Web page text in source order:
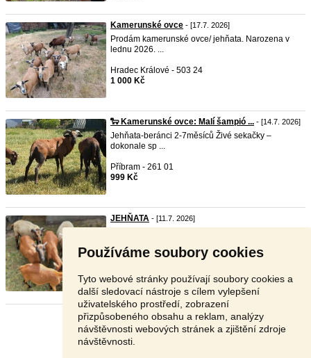
Používáme soubory cookies
Tyto webové stránky používají soubory cookies a
další sledovací nástroje s cílem vylepšení
uživatelského prostředí, zobrazení
přizpůsobeného obsahu a reklam, analýzy
návštěvnosti webových stránek a zjištění zdroje
návštěvnosti.
Kamerunské ovce - [17.7. 2026]
Prodám kamerunské ovce/ jehňata. Narozena v
lednu 2026. ...
Hradec Králové - 503 24
1 000 Kč
🐑 Kamerunské ovce: Malí šampió ... - [14.7. 2026]
Jehňata-beránci 2-7měsíců Živé sekačky –
dokonale sp ...
Příbram - 261 01
999 Kč
JEHŇATA - [11.7. 2026]
1 500 Kč
Stránka: 1 2 Další